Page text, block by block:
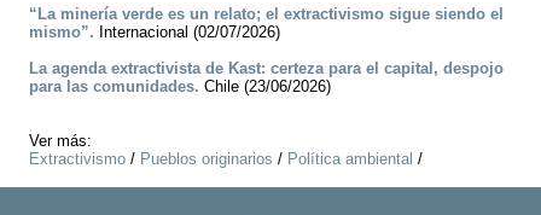
“La minería verde es un relato; el extractivismo sigue siendo el
mismo”. Internacional (02/07/2026)
La agenda extractivista de Kast: certeza para el capital, despojo
para las comunidades. Chile (23/06/2026)
Ver más:
Extractivismo / Pueblos originarios / Política ambiental /